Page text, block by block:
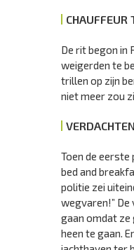
CHAUFFEUR
De rit begon in
weigerden te
trillen op zijn
niet meer zou
Toen de
bed and
politie zei
wegvaren!”
gaan omdat ze
heen te gaan.